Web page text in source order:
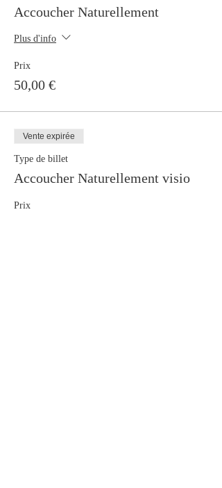
Accoucher Naturellement
Plus d'info
Prix
50,00 €
Vente expirée
Type de billet
Accoucher Naturellement visio
Prix